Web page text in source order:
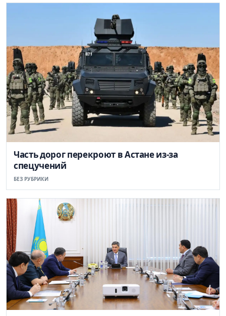
Часть дорог перекроют в Астане из-за
спецучений
БЕЗ РУБРИКИ